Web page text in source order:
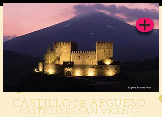
CASTILLO DE ARGÜESO
CASTILLO DE SAN VICENTE